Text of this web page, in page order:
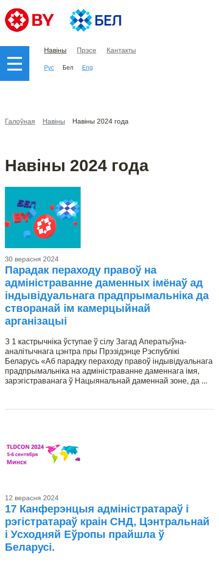
Навіны Прэсе Кантакты
Рус Бел Eng
Галоўная Навіны Навіны 2024 года
Навіны 2024 года
30 верасня 2024
Парадак пераходу правоў на
адміністраванне даменных імёнаў ад
індывідуальнага прадпрымальніка да
створанай ім камерцыйнай
арганізацыі
З 1 кастрычніка ўступае ў сілу Загад Аператыўна-
аналітычнага цэнтра пры Прэзідэнце Рэспублікі
Беларусь «Аб парадку пераходу правоў індывідуальнага
прадпрымальніка на адміністраванне даменнага імя,
зарэгістраванага ў Нацыянальнай даменнай зоне, да ...
12 верасня 2024
17 Канферэнцыя адміністратараў і
рэгістратараў краін СНД, Цэнтральнай
і Усходняй Еўропы прайшла ў
Беларусі.